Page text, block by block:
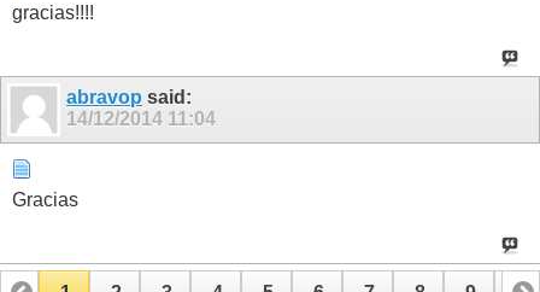
gracias!!!!
abravop said:
14/12/2014 11:04
Gracias